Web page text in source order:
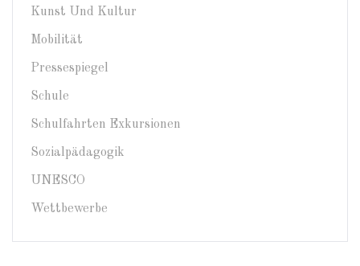
Kunst Und Kultur
Mobilität
Pressespiegel
Schule
Schulfahrten Exkursionen
Sozialpädagogik
UNESCO
Wettbewerbe